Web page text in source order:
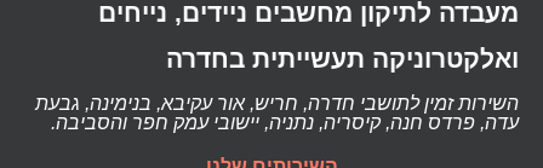
מעבדה לתיקון מחשבים ניידים, נייחים
ואלקטרוניקה תעשייתית בחדרה
השירות זמין לתושבי חדרה, חריש, אור עקיבא, בנימינה, גבעת
עדה, פרדס חנה, קיסריה, נתניה, יישובי עמק חפר והסביבה.